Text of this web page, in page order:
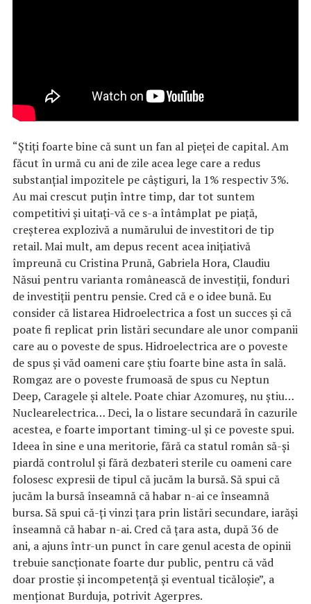
“Ştiţi foarte bine că sunt un fan al pieţei de capital. Am
făcut în urmă cu ani de zile acea lege care a redus
substanţial impozitele pe câştiguri, la 1% respectiv 3%.
Au mai crescut puţin între timp, dar tot suntem
competitivi şi uitaţi-vă ce s-a întâmplat pe piaţă,
creşterea explozivă a numărului de investitori de tip
retail. Mai mult, am depus recent acea iniţiativă
împreună cu Cristina Prună, Gabriela Hora, Claudiu
Năsui pentru varianta românească de investiţii, fonduri
de investiţii pentru pensie. Cred că e o idee bună. Eu
consider că listarea Hidroelectrica a fost un succes şi că
poate fi replicat prin listări secundare ale unor companii
care au o poveste de spus. Hidroelectrica are o poveste
de spus şi văd oameni care ştiu foarte bine asta în sală.
Romgaz are o poveste frumoasă de spus cu Neptun
Deep, Caragele şi altele. Poate chiar Azomureş, nu ştiu…
Nuclearelectrica… Deci, la o listare secundară în cazurile
acestea, e foarte important timing-ul şi ce poveste spui.
Ideea în sine e una meritorie, fără ca statul român să-şi
piardă controlul şi fără dezbateri sterile cu oameni care
folosesc expresii de tipul că jucăm la bursă. Să spui că
jucăm la bursă înseamnă că habar n-ai ce înseamnă
bursa. Să spui că-ţi vinzi ţara prin listări secundare, iarăşi
înseamnă că habar n-ai. Cred că ţara asta, după 36 de
ani, a ajuns într-un punct în care genul acesta de opinii
trebuie sancţionate foarte dur public, pentru că văd
doar prostie şi incompetenţă şi eventual ticăloşie”, a
menţionat Burduja, potrivit Agerpres.